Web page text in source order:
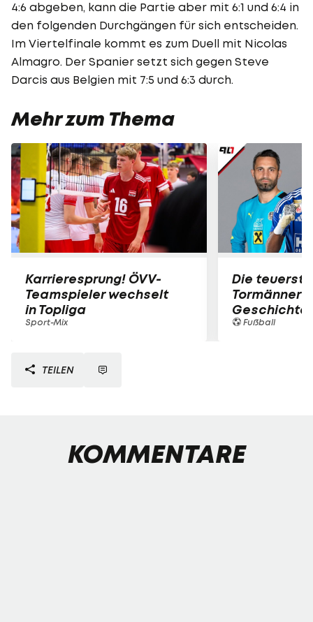
4:6 abgeben, kann die Partie aber mit 6:1 und 6:4 in
den folgenden Durchgängen für sich entscheiden.
Im Viertelfinale kommt es zum Duell mit Nicolas
Almagro. Der Spanier setzt sich gegen Steve
Darcis aus Belgien mit 7:5 und 6:3 durch.
Mehr zum Thema
Karrieresprung! ÖVV-
Teamspieler wechselt
in Topliga
Sport-Mix
Die
Tormänner
Geschichte
Fußball
TEILEN
KOMMENTARE